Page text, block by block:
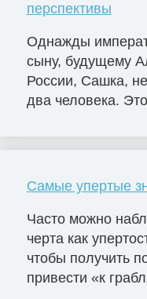
перспективы
Однажды
сыну, будущему
России, Сашка,
два человека.
Самые упертые
Часто можно
черта как
чтобы получить
привести «к